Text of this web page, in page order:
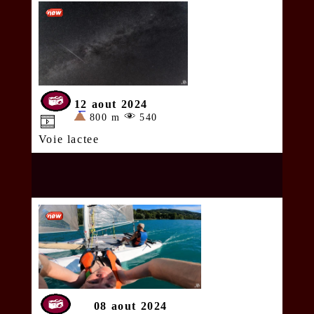
12 aout 2024
800 m 540
Voie lactee
08 aout 2024